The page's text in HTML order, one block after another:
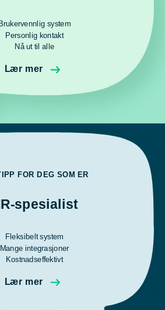
Brukervennlig system
Personlig kontakt
Nå ut til alle
Lær mer
FOR DEG SOM ER
spesialist
Fleksibelt system
Mange integrasjoner
Kostnadseffektivt
Lær mer